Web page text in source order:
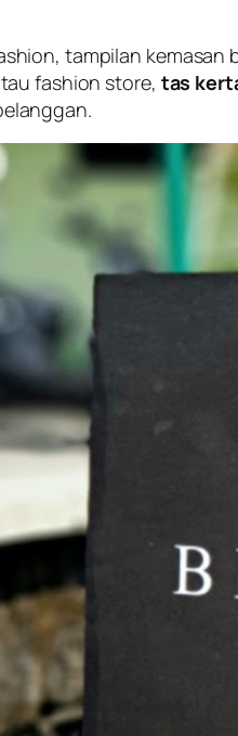
tampilan
fashion store, tas